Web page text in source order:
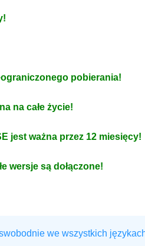
pobierania!
na całe życie!
jest ważna przez 12 miesięcy!
wersje są dołączone!
we wszystkich